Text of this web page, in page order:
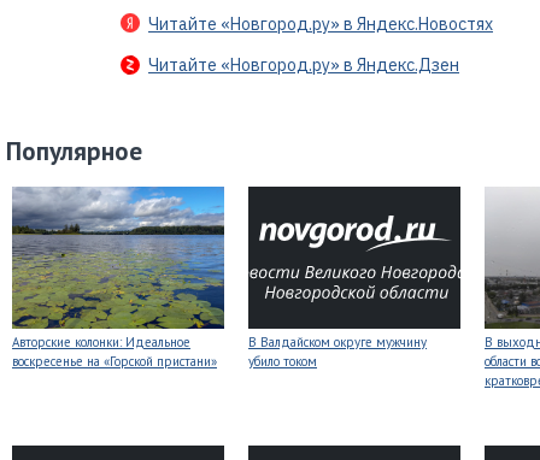
Читайте «Новгород.ру» в Яндекс.Новостях
Читайте «Новгород.ру» в Яндекс.Дзен
Популярное
Авторские колонки: Идеальное
воскресенье на «Горской пристани»
В Валдайском округе мужчину
убило током
В
области